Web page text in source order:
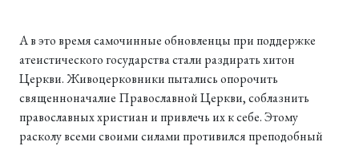
А в это время самочинные обновленцы при поддержке
атеистического государства стали раздирать хитон
Церкви. Живоцерковники пытались опорочить
священноначалие Православной Церкви, соблазнить
православных христиан и привлечь их к себе. Этому
расколу всеми своими силами противился преподобный